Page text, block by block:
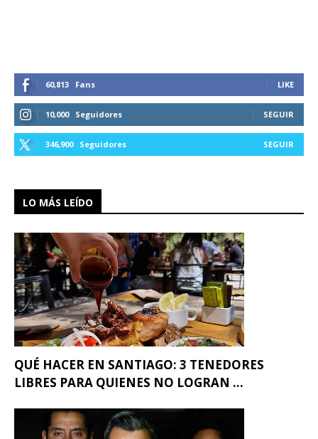
60,813 Fans LIKE
10,000 Seguidores SEGUIR
346,900 Seguidores SEGUIR
LO MÁS LEÍDO
QUÉ HACER EN SANTIAGO: 3 TENEDORES
LIBRES PARA QUIENES NO LOGRAN ...